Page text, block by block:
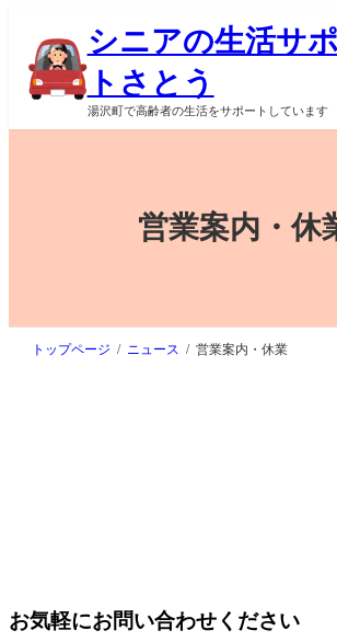
シニアの生活サ
トさとう
湯沢町で高齢者の生活をサポートしています
営業案内・休
トップページ ニュース 営業案内・休業
お気軽にお問い合わせください